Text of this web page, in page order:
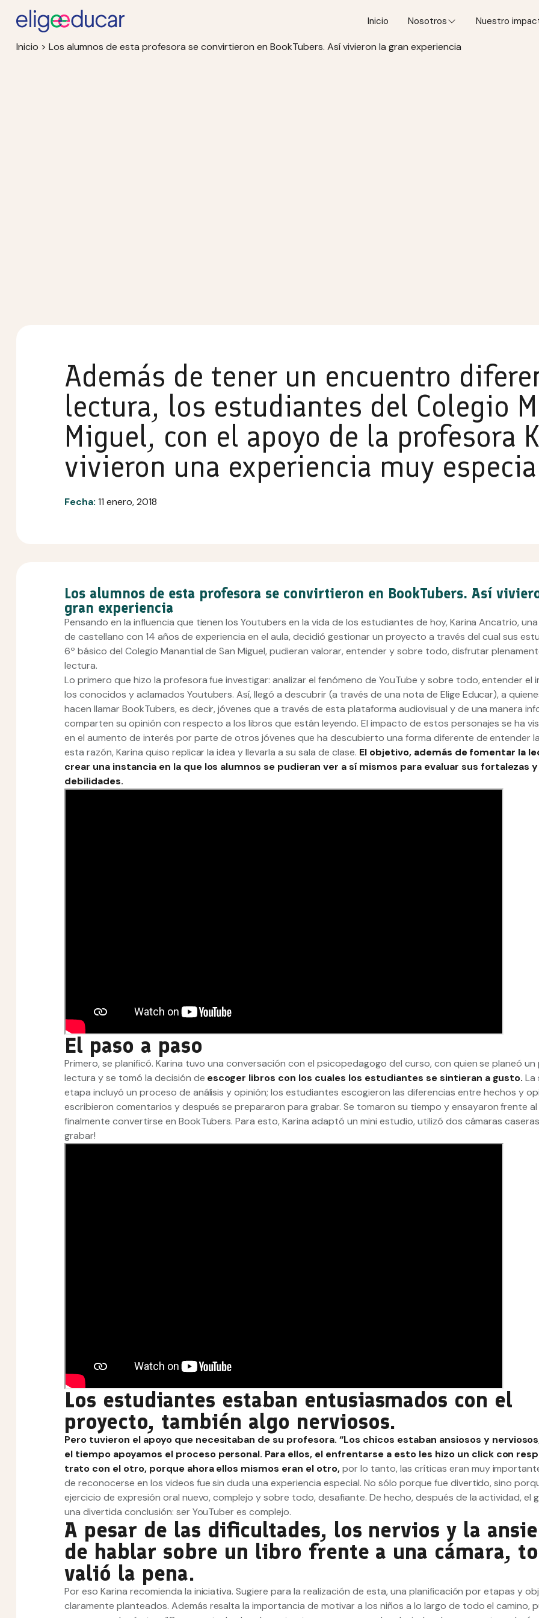
Inicio Nosotros Nuestro
Inicio > Los alumnos de esta profesora se convirtieron en BookTubers. Así vivieron la gran experiencia
Además de tener un encuentro
lectura, los estudiantes del Colegio
Miguel, con el apoyo de la profesora
vivieron una experiencia muy
Fecha: 11 enero, 2018
Los alumnos de esta profesora se convirtieron en BookTubers. Así
gran experiencia
Pensando en la influencia que tienen los Youtubers en la vida de los estudiantes de hoy, Karina Ancatrio,
de castellano con 14 años de experiencia en el aula, decidió gestionar un proyecto a través del cual sus
6º básico del Colegio Manantial de San Miguel, pudieran valorar, entender y sobre todo, disfrutar
lectura.
Lo primero que hizo la profesora fue investigar: analizar el fenómeno de YouTube y sobre todo, entender el
los conocidos y aclamados Youtubers. Así, llegó a descubrir (a través de una nota de Elige Educar), a
hacen llamar BookTubers, es decir, jóvenes que a través de esta plataforma audiovisual y de una manera
comparten su opinión con respecto a los libros que están leyendo. El impacto de estos personajes se ha
en el aumento de interés por parte de otros jóvenes que ha descubierto una forma diferente de entender
esta razón, Karina quiso replicar la idea y llevarla a su sala de clase. El objetivo, además de fomentar la
crear una instancia en la que los alumnos se pudieran ver a sí mismos para evaluar sus fortalezas y
debilidades.
El paso a paso
Primero, se planificó. Karina tuvo una conversación con el psicopedagogo del curso, con quien se planeó
lectura y se tomó la decisión de escoger libros con los cuales los estudiantes se sintieran a gusto. La
etapa incluyó un proceso de análisis y opinión; los estudiantes escogieron las diferencias entre hechos y
escribieron comentarios y después se prepararon para grabar. Se tomaron su tiempo y ensayaron frente
finalmente convertirse en BookTubers. Para esto, Karina adaptó un mini estudio, utilizó dos cámaras caseras
grabar!
Los estudiantes estaban entusiasmados con el
proyecto, también algo nerviosos.
Pero tuvieron el apoyo que necesitaban de su profesora. “Los chicos estaban ansiosos y
el tiempo apoyamos el proceso personal. Para ellos, el enfrentarse a esto les hizo un click con
trato con el otro, porque ahora ellos mismos eran el otro,por lo tanto, las críticas eran muy
de reconocerse en los videos fue sin duda una experiencia especial. No sólo porque fue divertido, sino
ejercicio de expresión oral nuevo, complejo y sobre todo, desafiante. De hecho, después de la actividad, el
una divertida conclusión: ser YouTuber es complejo.
A pesar de las dificultades, los nervios y la
de hablar sobre un libro frente a una cámara,
valió la pena.
Por eso Karina recomienda la iniciativa. Sugiere para la realización de esta, una planificación por etapas y
claramente planteados. Además resalta la importancia de motivar a los niños a lo largo de todo el camino,